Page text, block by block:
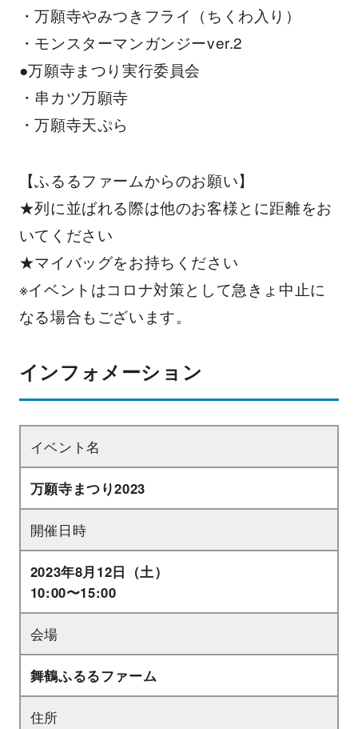
・万願寺やみつきフライ（ちくわ入り）
・モンスターマンガンジーver.2
●万願寺まつり実行委員会
・串カツ万願寺
・万願寺天ぷら
【ふるるファームからのお願い】
★列に並ばれる際は他のお客様とに距離をお
いてください
★マイバッグをお持ちください
※イベントはコロナ対策として急きょ中止に
なる場合もございます。
インフォメーション
イベント名
万願寺まつり2023
開催日時
2023年8月12日（土）
10:00〜15:00
会場
舞鶴ふるるファーム
住所